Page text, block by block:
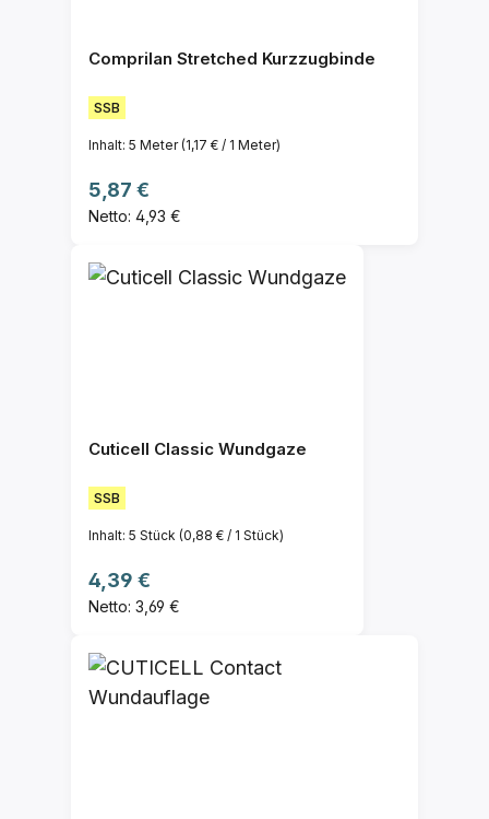
Comprilan Stretched Kurzzugbinde
SSB
Inhalt: 5 Meter(1,17 € / 1 Meter)
Regulärer Preis:
5,87 €
Netto: 4,93 €
Cuticell Classic Wundgaze
SSB
Inhalt: 5 Stück (0,88 € / 1 Stück)
Regulärer Preis:
4,39 €
Netto: 3,69 €